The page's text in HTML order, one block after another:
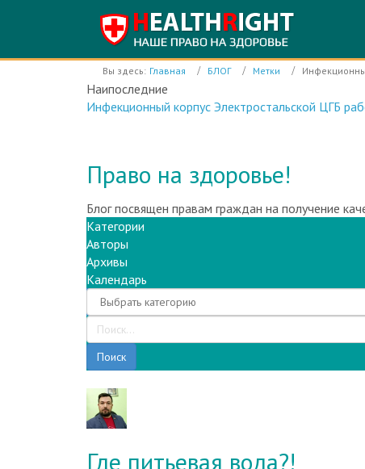
Вы здесь: Главная БЛОГ Метки
Наипоследние
Инфекционный корпус Электростальской ЦГБ
Блог посвящен правам граждан на получение
Категории
Авторы
Архивы
Календарь
Поиск